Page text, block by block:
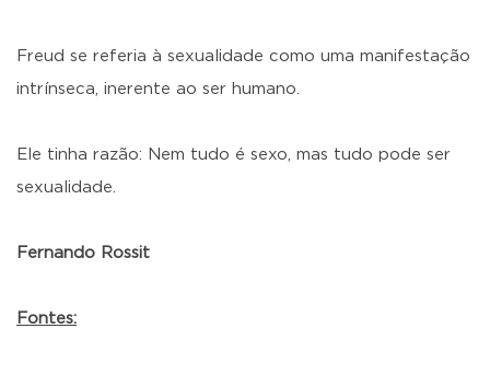
Freud se referia à sexualidade como uma manifestação
intrínseca, inerente ao ser humano.
Ele tinha razão: Nem tudo é sexo, mas tudo pode ser
sexualidade.
Fernando Rossit
Fontes: